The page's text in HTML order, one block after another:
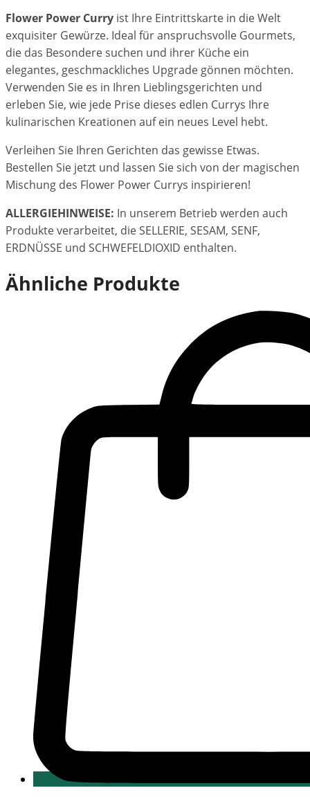
Flower Power Curry ist Ihre Eintrittskarte in die Welt
exquisiter Gewürze. Ideal für anspruchsvolle Gourmets,
die das Besondere suchen und ihrer Küche ein
elegantes, geschmackliches Upgrade gönnen möchten.
Verwenden Sie es in Ihren Lieblingsgerichten und
erleben Sie, wie jede Prise dieses edlen Currys Ihre
kulinarischen Kreationen auf ein neues Level hebt.
Verleihen Sie Ihren Gerichten das gewisse Etwas.
Bestellen Sie jetzt und lassen Sie sich von der magischen
Mischung des Flower Power Currys inspirieren!
ALLERGIEHINWEISE: In unserem Betrieb werden auch
Produkte verarbeitet, die SELLERIE, SESAM, SENF,
ERDNÜSSE und SCHWEFELDIOXID enthalten.
Ähnliche Produkte